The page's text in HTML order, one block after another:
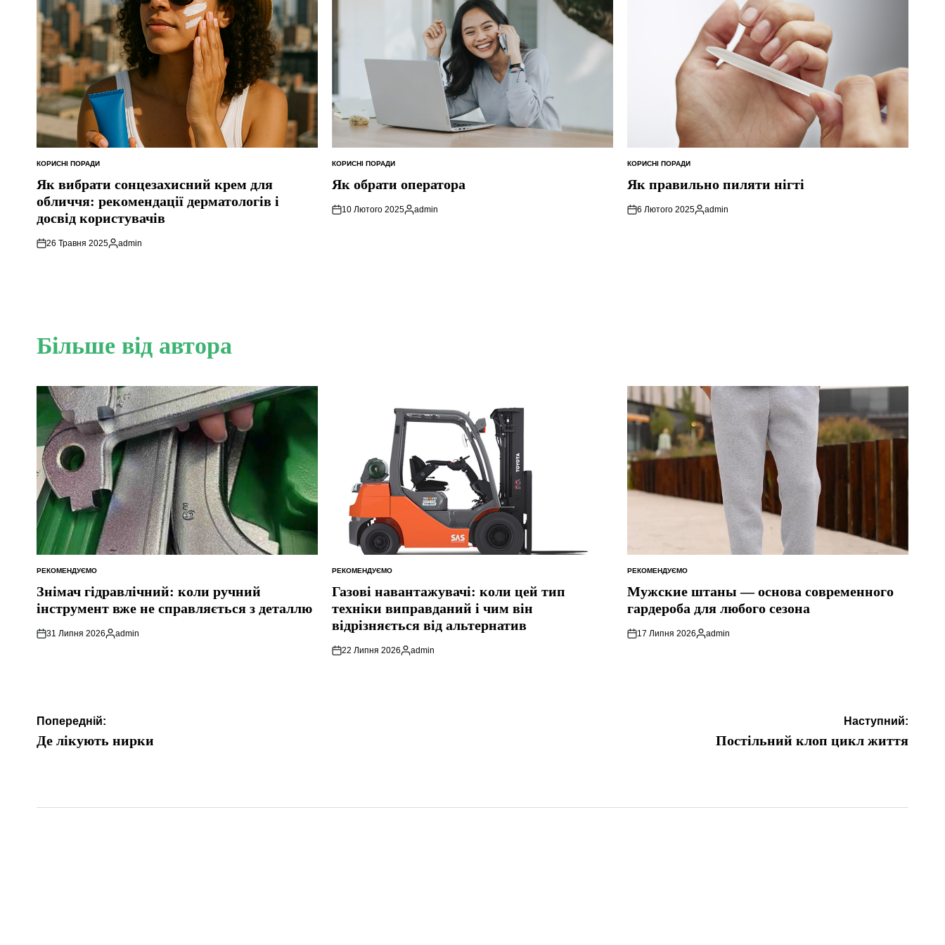
ОПУБЛІКУВАТИ
КОРИСНІ ПОРАДИ
Як вибрати сонцезахисний крем для
обличчя: рекомендації дерматологів і
досвід користувачів
26 Травня 2025
Опубліковано
admin
ОПУБЛІКУВАТИ
КОРИСНІ ПОРАДИ
Як обрати оператора
10 Лютого 2025
Опубліковано
admin
ОПУБЛІКУВАТИ
КОРИСНІ ПОРАДИ
Як правильно пиляти нігті
6 Лютого 2025
Опубліковано
admin
Більше від автора
ОПУБЛІКУВАТИ
РЕКОМЕНДУЄМО
Знімач гідравлічний: коли ручний
інструмент вже не справляється з деталлю
31 Липня 2026
Опубліковано
admin
ОПУБЛІКУВАТИ
РЕКОМЕНДУЄМО
Газові навантажувачі: коли цей тип
техніки виправданий і чим він
відрізняється від альтернатив
22 Липня 2026
Опубліковано
admin
ОПУБЛІКУВАТИ
РЕКОМЕНДУЄМО
Мужские штаны — основа современного
гардероба для любого сезона
17 Липня 2026
Опубліковано
admin
Навігація
записів
Попередній:
Де лікують нирки
Наступний:
Постільний клоп цикл життя